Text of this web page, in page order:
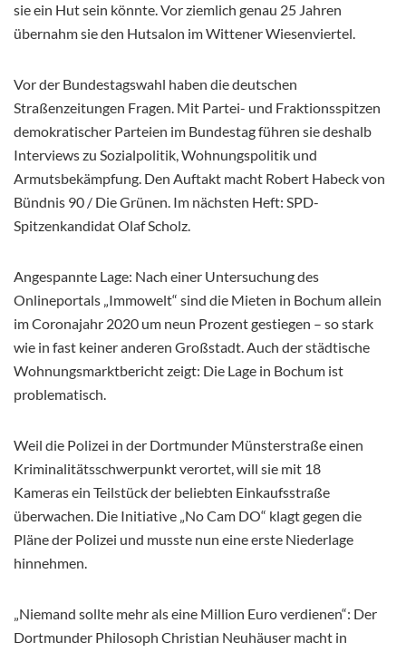
sie ein Hut sein könnte. Vor ziemlich genau 25 Jahren
übernahm sie den Hutsalon im Wittener Wiesenviertel.
Vor der Bundestagswahl haben die deutschen
Straßenzeitungen Fragen. Mit Partei- und Fraktionsspitzen
demokratischer Parteien im Bundestag führen sie deshalb
Interviews zu Sozialpolitik, Wohnungspolitik und
Armutsbekämpfung. Den Auftakt macht Robert Habeck von
Bündnis 90 / Die Grünen. Im nächsten Heft: SPD-
Spitzenkandidat Olaf Scholz.
Angespannte Lage: Nach einer Untersuchung des
Onlineportals „Immowelt“ sind die Mieten in Bochum allein
im Coronajahr 2020 um neun Prozent gestiegen – so stark
wie in fast keiner anderen Großstadt. Auch der städtische
Wohnungsmarktbericht zeigt: Die Lage in Bochum ist
problematisch.
Weil die Polizei in der Dortmunder Münsterstraße einen
Kriminalitätsschwerpunkt verortet, will sie mit 18
Kameras ein Teilstück der beliebten Einkaufsstraße
überwachen. Die Initiative „No Cam DO“ klagt gegen die
Pläne der Polizei und musste nun eine erste Niederlage
hinnehmen.
„Niemand sollte mehr als eine Million Euro verdienen“: Der
Dortmunder Philosoph Christian Neuhäuser macht in